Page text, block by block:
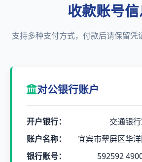
收款账号
支持多种支付方式，付款后请保留凭
对公银行账户
开户银行：
交通银
账户名称：
宜宾市翠屏区华
银行账号：
592592